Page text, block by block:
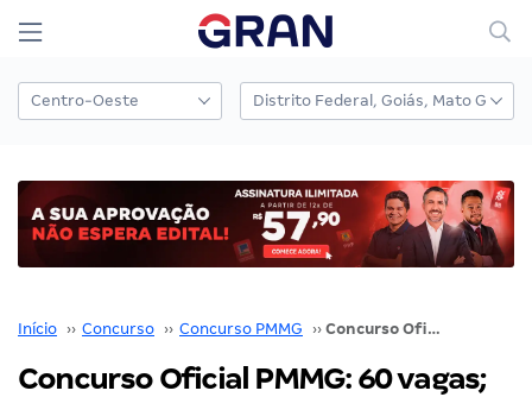
Início ›› Concurso ›› Concurso PMMG ›› Concurso Oficial PMMG: 60 vagas; provas aplicadas!
Concurso Oficial PMMG: 60 vagas;